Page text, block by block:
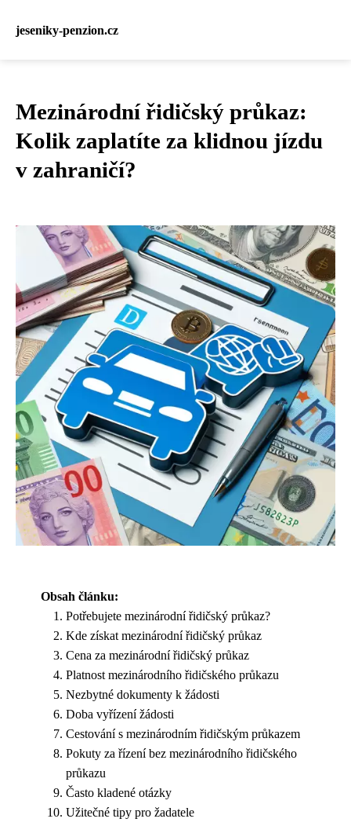
jeseniky-penzion.cz
Mezinárodní řidičský průkaz:
Kolik zaplatíte za klidnou jízdu
v zahraničí?
Obsah článku:
Potřebujete mezinárodní řidičský průkaz?
Kde získat mezinárodní řidičský průkaz
Cena za mezinárodní řidičský průkaz
Platnost mezinárodního řidičského průkazu
Nezbytné dokumenty k žádosti
Doba vyřízení žádosti
Cestování s mezinárodním řidičským průkazem
Pokuty za řízení bez mezinárodního řidičského
průkazu
Často kladené otázky
Užitečné tipy pro žadatele